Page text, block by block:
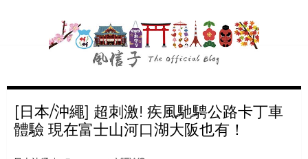
[日本/沖繩] 超刺激! 疾風馳騁公路卡丁車
體驗 現在富士山河口湖大阪也有！